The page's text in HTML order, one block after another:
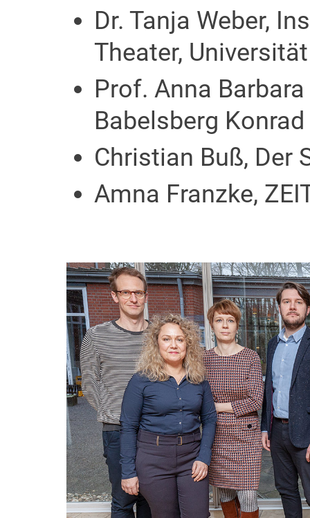
Dr. Tanja Weber,
Theater,
Prof. Anna
Babelsberg
Christian Buß, Der
Amna Franzke,